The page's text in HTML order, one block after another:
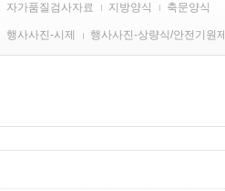
자가품질검사자료 지방양식 축문양식
행사사진-시제 행사사진-상량식/안전기원제